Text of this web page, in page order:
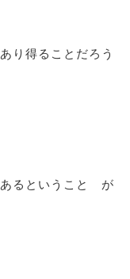
り得ることだろう
るということ が